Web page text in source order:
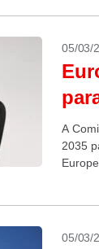
05/03/
A
2035
05/03/